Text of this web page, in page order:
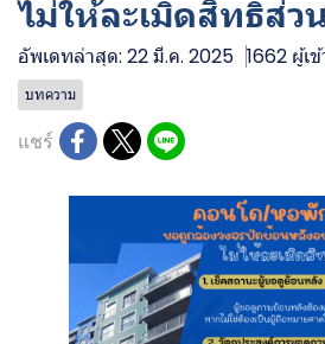
ไม่ให้ละเมิดสิทธิส่ว
อัพเดทล่าสุด: 22 มี.ค. 2025 1662 ผู้เ
บทความ
แชร์